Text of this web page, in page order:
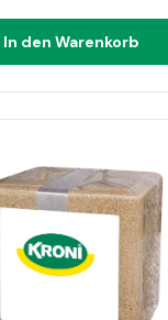
In den Warenkorb